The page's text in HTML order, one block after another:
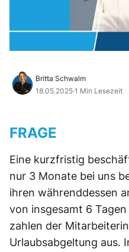
Britta Schwalm
18.05.2025·1 Min Lesezeit
FRAGE
Eine kurzfristig
nur 3 Monate bei uns
ihren währenddessen
von insgesamt 6
zahlen der
Urlaubsabgeltung aus.